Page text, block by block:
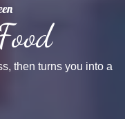
then turns you into a